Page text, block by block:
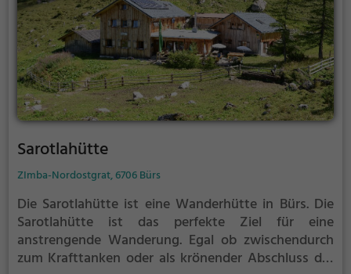
Sarotlahütte
ZImba-Nordostgrat, 6706 Bürs
Die Sarotlahütte ist eine Wanderhütte in Bürs. Die
Sarotlahütte ist das perfekte Ziel für eine
anstrengende Wanderung. Egal ob zwischendurch
zum Krafttanken oder als krönender Abschluss der